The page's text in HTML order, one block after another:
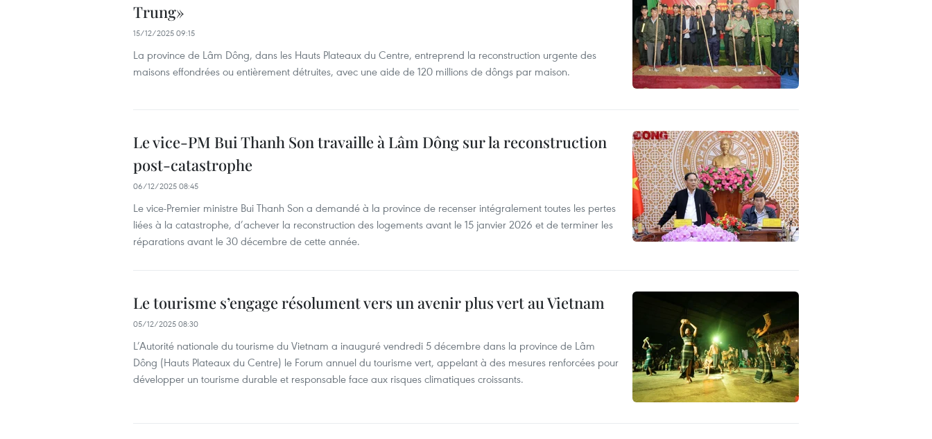
Trung»
15/12/2025 09:15
La province de Lâm Dông, dans les Hauts Plateaux du Centre, entreprend la reconstruction urgente des
maisons effondrées ou entièrement détruites, avec une aide de 120 millions de dôngs par maison.
Le vice-PM Bui Thanh Son travaille à Lâm Dông sur la reconstruction
post-catastrophe
06/12/2025 08:45
Le vice-Premier ministre Bui Thanh Son a demandé à la province de recenser intégralement toutes les pertes
liées à la catastrophe, d’achever la reconstruction des logements avant le 15 janvier 2026 et de terminer les
réparations avant le 30 décembre de cette année.
Le tourisme s’engage résolument vers un avenir plus vert au Vietnam
05/12/2025 08:30
L’Autorité nationale du tourisme du Vietnam a inauguré vendredi 5 décembre dans la province de Lâm
Dông (Hauts Plateaux du Centre) le Forum annuel du tourisme vert, appelant à des mesures renforcées pour
développer un tourisme durable et responsable face aux risques climatiques croissants.